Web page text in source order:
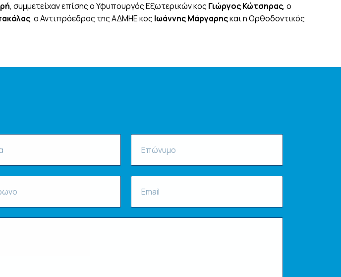
, συμμετείχαν επίσης ο Υφυπουργός Εξωτερικών κος Γιώργος Κώτσηρας, ο
, ο Αντιπρόεδρος της ΑΔΜΗΕ κος Ιωάννης Μάργαρηςκαι η Ορθοδοντικός